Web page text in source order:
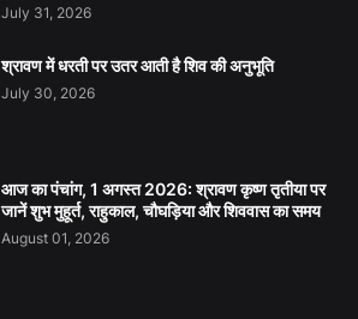
July 31, 2026
श्रावण में धरती पर उतर आती है शिव की अनुभूति
July 30, 2026
आज का पंचांग, 1 अगस्त 2026: श्रावण कृष्ण तृतीया पर
जानें शुभ मुहूर्त, राहुकाल, चौघड़िया और शिववास का समय
August 01, 2026